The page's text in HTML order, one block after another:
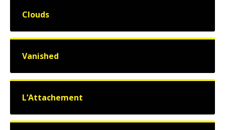
Clouds
Vanished
L’Attachement